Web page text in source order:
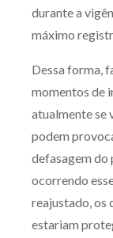
durante a
máximo
Dessa forma,
momentos de
atualmente se
podem
defasagem do
ocorrendo
reajustado, os
estariam